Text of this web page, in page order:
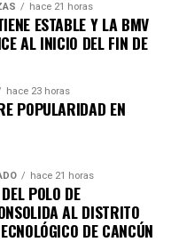
al instante
hace 21 horas
ESTABLE Y LA BMV
AL INICIO DEL FIN DE
hace 23 horas
POPULARIDAD EN
hace 21 horas
POLO DE
AL DISTRITO
DE CANCÚN